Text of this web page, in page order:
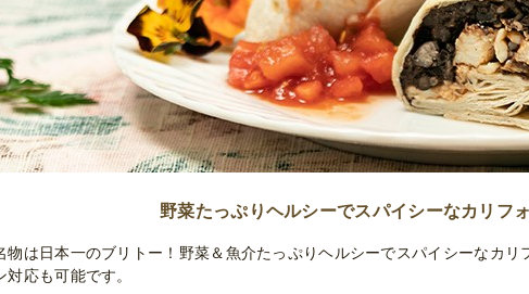
野菜たっぷりヘルシーでスパイシーなカリフ
物は日本一のブリトー！野菜＆魚介たっぷりヘルシーでスパイシーなカ
対応も可能です。